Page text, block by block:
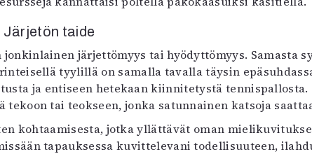
Järjetön taide
järjettömyys tai hyödyttömyys. Samasta
tyylillä on samalla tavalla täysin
ja entiseen hetekaan kiinnitetystä
tai teokseen, jonka satunnainen katsoja
kohtaamisesta, jotka yllättävät oman
tapauksessa kuvittelevani todellisuuteen,